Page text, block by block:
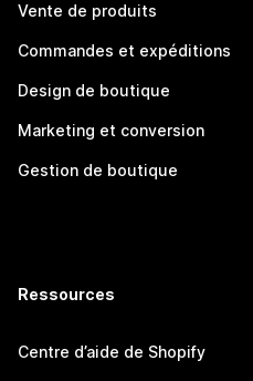
Vente de produits
Commandes et expéditions
Design de boutique
Marketing et conversion
Gestion de boutique
Ressources
Centre d’aide de Shopify